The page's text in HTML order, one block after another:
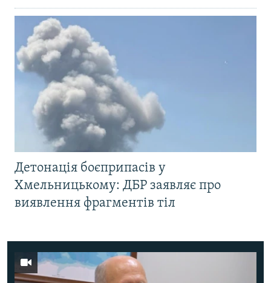
Детонація боєприпасів у
Хмельницькому: ДБР заявляє про
виявлення фрагментів тіл